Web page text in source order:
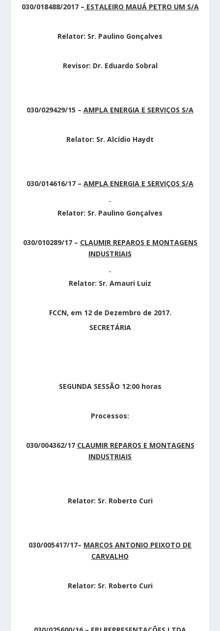
030/018488/2017– ESTALEIRO MAUÁ PETRO UM S/A
Relator: Sr. Paulino Gonçalves
Revisor: Dr. Eduardo Sobral
030/029429/15 – AMPLA ENERGIA E SERVIÇOS S/A
Relator: Sr. Alcídio Haydt
030/014616/17 – AMPLA ENERGIA E SERVIÇOS S/A
Relator: Sr. Paulino Gonçalves
030/010289/17 – CLAUMIR REPAROS E MONTAGENS
INDUSTRIAIS
Relator: Sr. Amauri Luiz
FCCN, em 12 de Dezembro de 2017.
SECRETÁRIA
SEGUNDA SESSÃO 12:00 horas
Processos:
030/004362/17 CLAUMIR REPAROS E MONTAGENS
INDUSTRIAIS
Relator: Sr. Roberto Curi
030/005417/17– MARCOS ANTONIO PEIXOTO DE
CARVALHO
Relator: Sr. Roberto Curi